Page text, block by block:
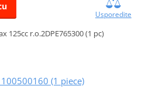
Usporedite
125cc r.o.2DPE765300 (1 pc)
100500160 (1 piece)